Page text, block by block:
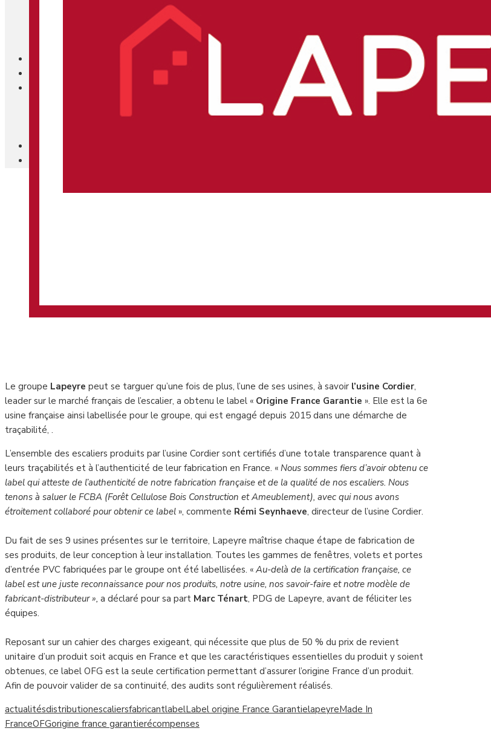
Le groupe Lapeyre peut se targuer qu’une fois de plus, l’une de ses usines, à savoir l’usine Cordier,
leader sur le marché français de l’escalier, a obtenu le label « Origine France Garantie ». Elle est la 6e
usine française ainsi labellisée pour le groupe, qui est engagé depuis 2015 dans une démarche de
traçabilité, .
L’ensemble des escaliers produits par l’usine Cordier sont certifiés d’une totale transparence quant à
leurs traçabilités et à l’authenticité de leur fabrication en France. « Nous sommes fiers d’avoir obtenu ce
label qui atteste de l’authenticité de notre fabrication française et de la qualité de nos escaliers. Nous
tenons à saluer le FCBA (Forêt Cellulose Bois Construction et Ameublement), avec qui nous avons
étroitement collaboré pour obtenir ce label », commente Rémi Seynhaeve, directeur de l’usine Cordier.
Du fait de ses 9 usines présentes sur le territoire, Lapeyre maîtrise chaque étape de fabrication de
ses produits, de leur conception à leur installation. Toutes les gammes de fenêtres, volets et portes
d’entrée PVC fabriquées par le groupe ont été labellisées. « Au-delà de la certification française, ce
label est une juste reconnaissance pour nos produits, notre usine, nos savoir-faire et notre modèle de
fabricant-distributeur », a déclaré pour sa part Marc Ténart, PDG de Lapeyre, avant de féliciter les
équipes.
Reposant sur un cahier des charges exigeant, qui nécessite que plus de 50 % du prix de revient
unitaire d’un produit soit acquis en France et que les caractéristiques essentielles du produit y soient
obtenues, ce label OFG est la seule certification permettant d’assurer l’origine France d’un produit.
Afin de pouvoir valider de sa continuité, des audits sont régulièrement réalisés.
actualitésdistributionescaliersfabricantlabelLabel origine France GarantielapeyreMade In
FranceOFGorigine france garantierécompenses